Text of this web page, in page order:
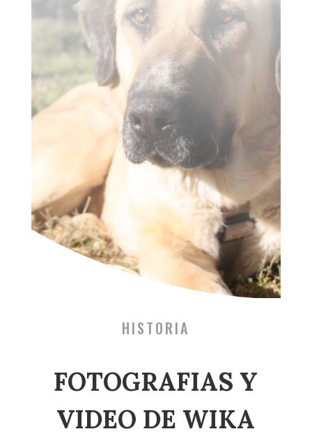
HISTORIA
FOTOGRAFIAS Y
VIDEO DE WIKA